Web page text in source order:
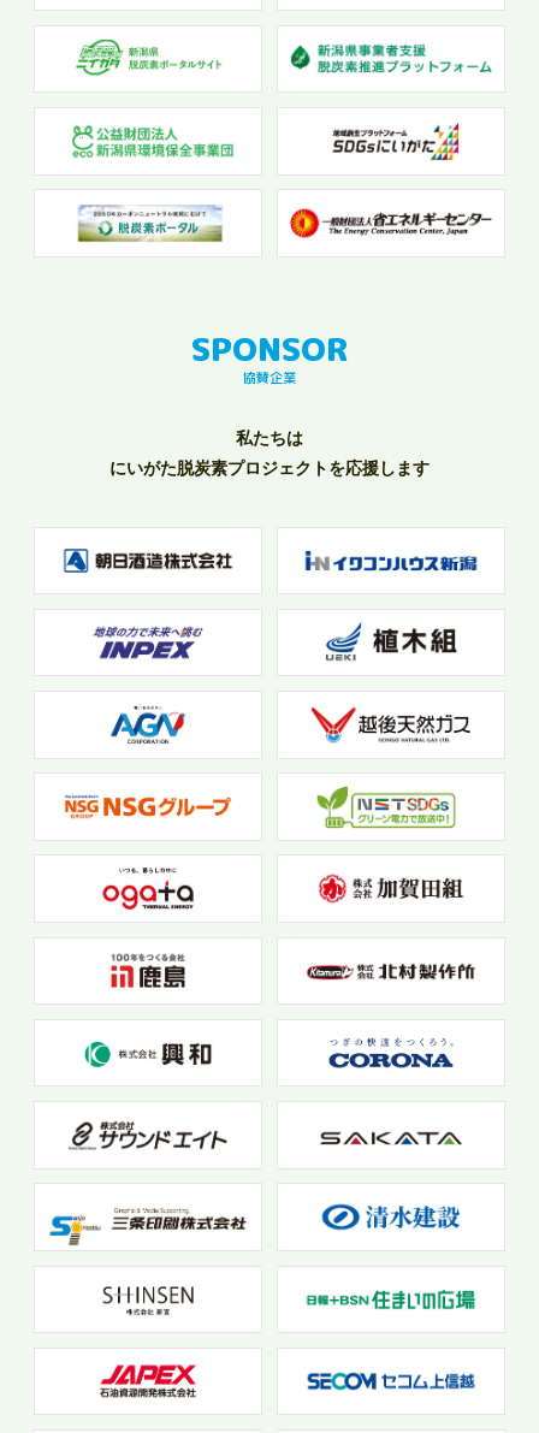
協賛企業
私たちは
にいがた脱炭素プロジェクトを応援します